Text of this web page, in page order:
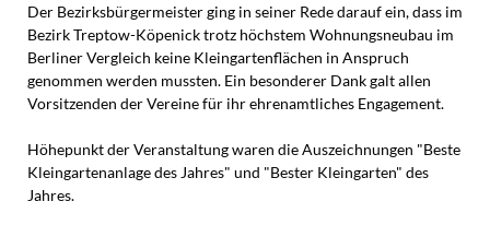
Der Bezirksbürgermeister ging in seiner Rede darauf ein, dass im
Bezirk Treptow-Köpenick trotz höchstem Wohnungsneubau im
Berliner Vergleich keine Kleingartenflächen in Anspruch
genommen werden mussten. Ein besonderer Dank galt allen
Vorsitzenden der Vereine für ihr ehrenamtliches Engagement.
Höhepunkt der Veranstaltung waren die Auszeichnungen "Beste
Kleingartenanlage des Jahres" und "Bester Kleingarten" des
Jahres.